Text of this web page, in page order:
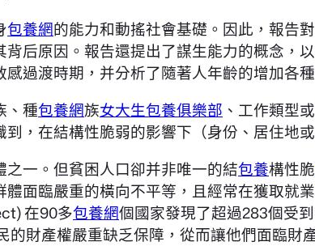
包養網的能力和動搖社會基礎。因此，報告
后原因。報告還提出了謀生能力的概念，
過渡時期，并分析了隨著人年齡的增加各
、種包養網族女大生包養俱樂部 、工作類型
，在結構性脆弱的影響下（身份、居住地
一。但貧困人口卻并非唯一的結包養構性脆
面臨嚴重的橫向不平等，且經常在獲取就
在90多包養網個國家發現了超過283個受
的財產權嚴重缺乏保障，從而讓他們面臨財